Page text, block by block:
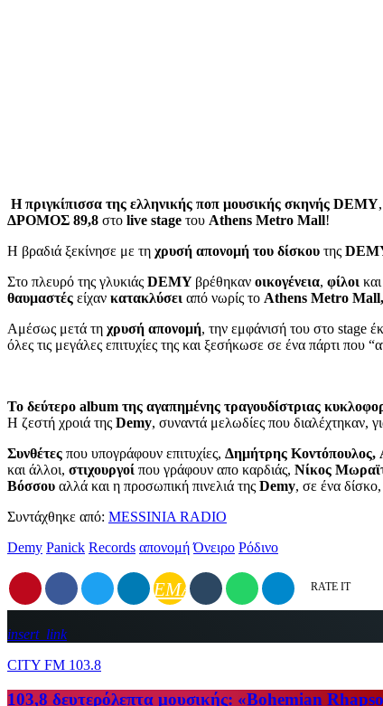
Η πριγκίπισσα της ελληνικής ποπ μουσικής σκηνής DEMY
ΔΡΟΜΟΣ 89,8 στο live stage του Athens Metro Mall!
Η βραδιά ξεκίνησε με τη χρυσή απονομή του δίσκου της
Στο πλευρό της γλυκιάς DEMY βρέθηκαν οικογένεια, φίλοι και
θαυμαστές είχαν κατακλύσει από νωρίς το Athens Metro Mall,
Αμέσως μετά τη χρυσή απονομή, την εμφάνισή του στο stage
όλες τις μεγάλες επιτυχίες της και ξεσήκωσε σε ένα πάρτι που
Το δεύτερο album της αγαπημένης τραγουδίστριας
Η ζεστή χροιά της Demy, συναντά μελωδίες που διαλέχτηκαν,
Συνθέτες που υπογράφουν επιτυχίες, Δημήτρης Κοντόπουλος,
και άλλοι, στιχουργοί που γράφουν απο καρδιάς, Νίκος
Βόσσου αλλά και η προσωπική πινελιά της Demy, σε ένα
Συντάχθηκε από: MESSINIA RADIO
Demy Panick Records απονομή Όνειρο Ρόδινο
EMAIL RATE IT
insert_link
CITY FM 103.8
103,8 δευτερόλεπτα μουσικής: «Bohemian